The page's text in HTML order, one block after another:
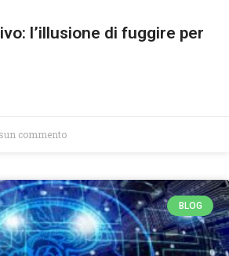
l’illusione di fuggire per
commento
BLOG